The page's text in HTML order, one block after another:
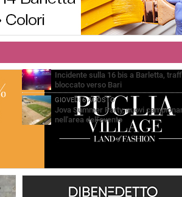
Jova Summer Party, giovedì mattina
sopralluogo nell'area dell'evento
DOMENICA 2 AGOSTO
Beni confiscati alla mafia. Nasce il
VENERDÌ 7 AGOSTO
Incidente sulla 16 bis a Barletta,
bloccato verso Bari
GIOVEDÌ 6 AGOSTO
Jova Summer Party, nuovi
nell'area dell'evento